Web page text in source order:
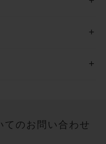
+
客様の個人情報は確実に
+
てのお問い合わせ